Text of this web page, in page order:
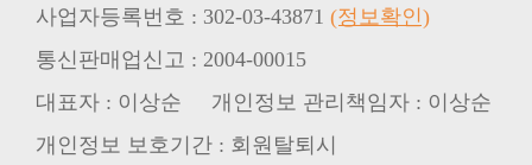
사업자등록번호 : 302-03-43871 (정보확인)
통신판매업신고 : 2004-00015
대표자 : 이상순 개인정보 관리책임자 : 이상순
개인정보 보호기간 : 회원탈퇴시